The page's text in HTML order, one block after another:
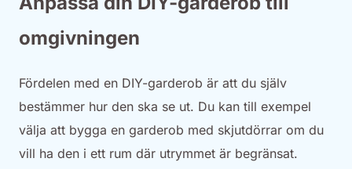
omgivningen
Fördelen med en DIY-garderob är att du själv
bestämmer hur den ska se ut. Du kan till exempel
välja att bygga en garderob med skjutdörrar om du
vill ha den i ett rum där utrymmet är begränsat.